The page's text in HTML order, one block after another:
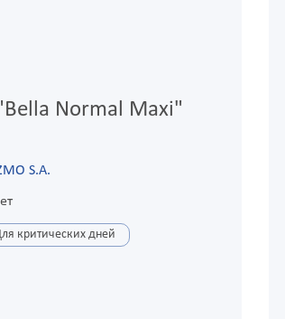
Normal Maxi"
S.A.
критических дней